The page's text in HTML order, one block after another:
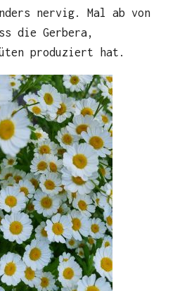
nervig. Mal ab von
die Gerbera,
produziert hat.